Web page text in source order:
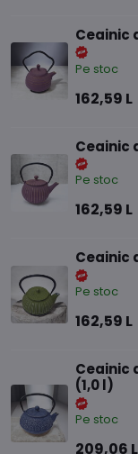
Ceainic
Pe stoc
162,59 L
Ceainic
Pe stoc
162,59 L
Ceainic
Pe stoc
162,59 L
Ceainic
(1,0 l)
Pe stoc
209,06 L